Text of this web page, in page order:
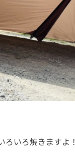
ろいろ焼きますよ！